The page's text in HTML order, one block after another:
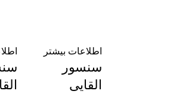
اطلاعات بیشتر
سنسور
القایی